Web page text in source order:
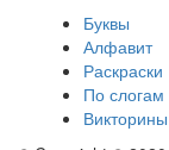
Буквы
Алфавит
Раскраски
По слогам
Викторины